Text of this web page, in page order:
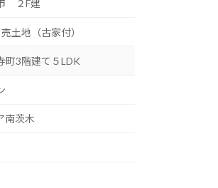
２F建
土地（古家付）
町3階建て５LDK
南茨木